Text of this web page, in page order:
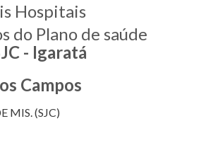
Hospitais
do Plano de saúde
- Igaratá
Campos
MIS. (SJC)